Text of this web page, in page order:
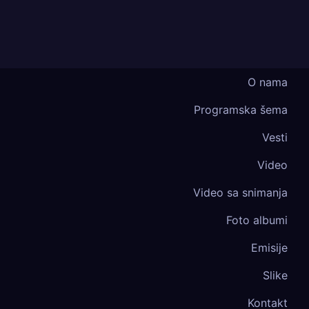
O nama
Programska šema
Vesti
Video
Video sa snimanja
Foto albumi
Emisije
Slike
Kontakt